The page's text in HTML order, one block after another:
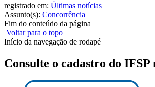
registrado em: Últimas notícias
Assunto(s): Concorrência
Fim do conteúdo da página
Voltar para o topo
Início da navegação de rodapé
Consulte o cadastro do IFSP